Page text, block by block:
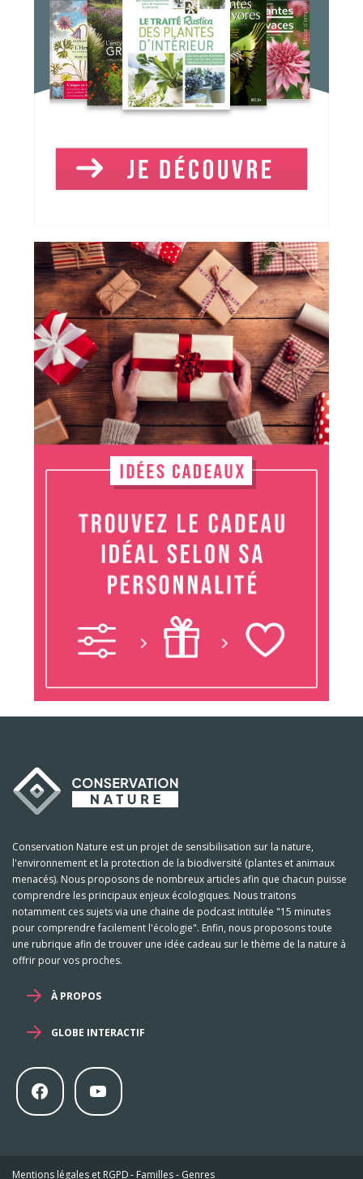
Conservation Nature est un projet de sensibilisation sur la nature,
l'environnement et la protection de la biodiversité (plantes et animaux
menacés). Nous proposons de nombreux articles afin que chacun puisse
comprendre les principaux enjeux écologiques. Nous traitons
notamment ces sujets via une chaine de podcast intitulée "15 minutes
pour comprendre facilement l'écologie". Enfin, nous proposons toute
une rubrique afin de trouver une idée cadeau sur le thème de la nature à
offrir pour vos proches.
À PROPOS
GLOBE INTERACTIF
Mentions légales et RGPD- Familles- Genres